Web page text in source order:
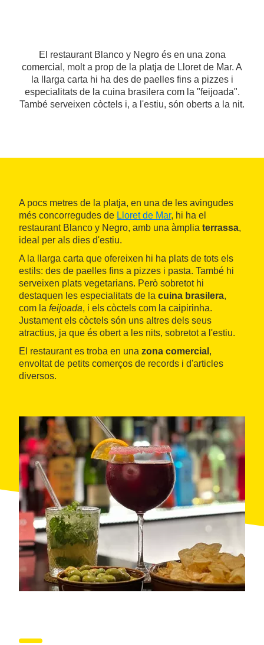
El restaurant Blanco y Negro és en una zona
comercial, molt a prop de la platja de Lloret de Mar. A
la llarga carta hi ha des de paelles fins a pizzes i
especialitats de la cuina brasilera com la "feijoada".
També serveixen còctels i, a l'estiu, són oberts a la nit.
A pocs metres de la platja, en una de les avingudes
més concorregudes de Lloret de Mar, hi ha el
restaurant Blanco y Negro, amb una àmplia terrassa,
ideal per als dies d'estiu.
A la llarga carta que ofereixen hi ha plats de tots els
estils: des de paelles fins a pizzes i pasta. També hi
serveixen plats vegetarians. Però sobretot hi
destaquen les especialitats de la cuina brasilera,
com la feijoada, i els còctels com la caipirinha.
Justament els còctels són uns altres dels seus
atractius, ja que és obert a les nits, sobretot a l'estiu.
El restaurant es troba en una zona comercial ,
envoltat de petits comerços de records i d'articles
diversos.